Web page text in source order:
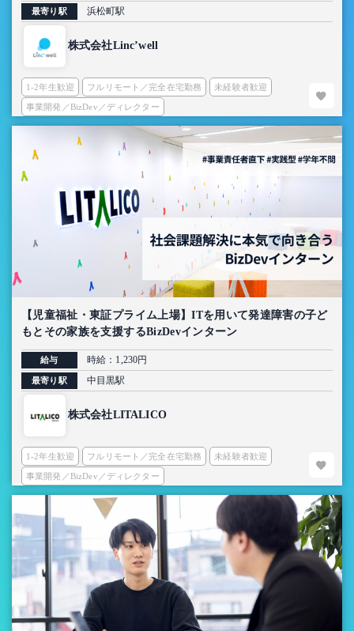
最寄り駅 浜松町駅
株式会社Linc’well
1-2年生歓迎 フルリモート／完全在宅勤務 未経験者歓迎
事業開発／BizDev／ディレクター
【児童福祉・東証プライム上場】ITを用いて発達障害の子ど
もとその家族を支援するBizDevインターン
給与 時給：1,230円
最寄り駅 中目黒駅
株式会社LITALICO
1-2年生歓迎 フルリモート／完全在宅勤務 未経験者歓迎
事業開発／BizDev／ディレクター